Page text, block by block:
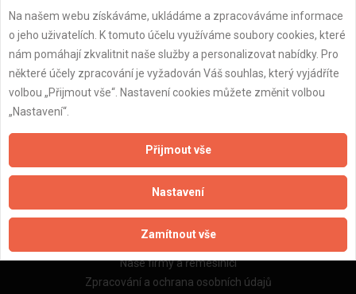
ZPĚT
Důležité informace
Naše firmy a řemeslníci
Zpracování a ochrana osobních údajů
Na našem webu získáváme, ukládáme a zpracováváme informace
o jeho uživatelích. K tomuto účelu využíváme soubory cookies, které
nám pomáhají zkvalitnit naše služby a personalizovat nabídky. Pro
některé účely zpracování je vyžadován Váš souhlas, který vyjádříte
volbou „Přijmout vše“. Nastavení cookies můžete změnit volbou
„Nastavení“.
Přijmout vše
Nastavení
Zamítnout vše